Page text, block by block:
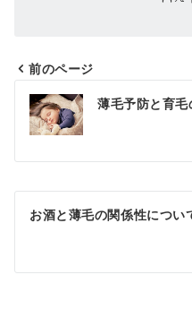
投
稿
ナ
ビ
ゲ
シ
前のページ
薄毛予防と育
お酒と薄毛の関係性につい